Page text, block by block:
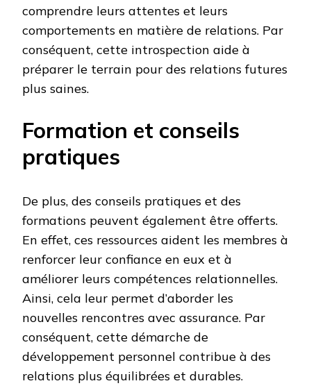
comprendre leurs attentes et leurs
comportements en matière de relations. Par
conséquent, cette introspection aide à
préparer le terrain pour des relations futures
plus saines.
Formation et conseils
pratiques
De plus, des conseils pratiques et des
formations peuvent également être offerts.
En effet, ces ressources aident les membres à
renforcer leur confiance en eux et à
améliorer leurs compétences relationnelles.
Ainsi, cela leur permet d’aborder les
nouvelles rencontres avec assurance. Par
conséquent, cette démarche de
développement personnel contribue à des
relations plus équilibrées et durables.